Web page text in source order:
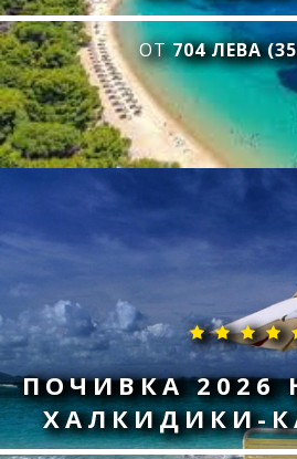
ОТ704 ЛЕВА
ПОЧИВКА 2026
ХАЛКИДИКИ-